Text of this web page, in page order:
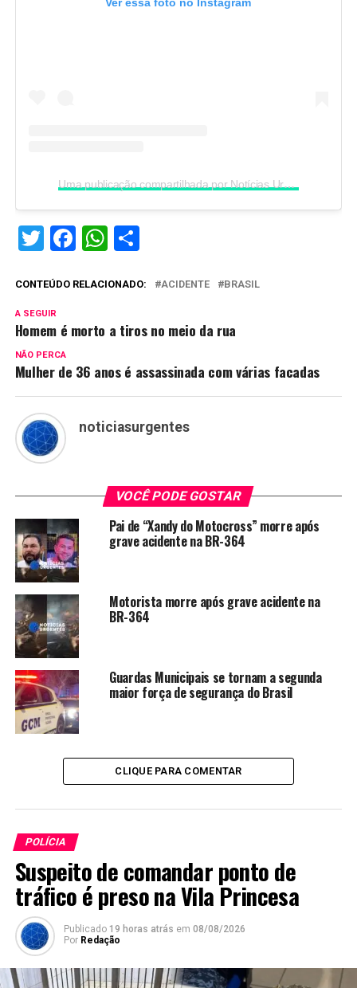
Uma publicação compartilhada por Notícias Urgentes (@noticiasurgentesro)
Twitter
Facebook
WhatsApp
CONTEÚDO RELACIONADO: ACIDENTE BRASIL
A SEGUIR
Homem é morto a tiros no meio da rua
NÃO PERCA
Mulher de 36 anos é assassinada com várias facadas
noticiasurgentes
VOCÊ PODE GOSTAR
Pai de “Xandy do Motocross” morre após
grave acidente na BR-364
Motorista morre após grave acidente na
BR-364
Guardas Municipais se tornam a segunda
maior força de segurança do Brasil
CLIQUE PARA COMENTAR
POLÍCIA
Suspeito de comandar ponto de
tráfico é preso na Vila Princesa
Publicado 19 horas atrás em 08/08/2026
Por Redação